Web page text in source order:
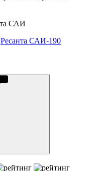
Ресанта САИ-190